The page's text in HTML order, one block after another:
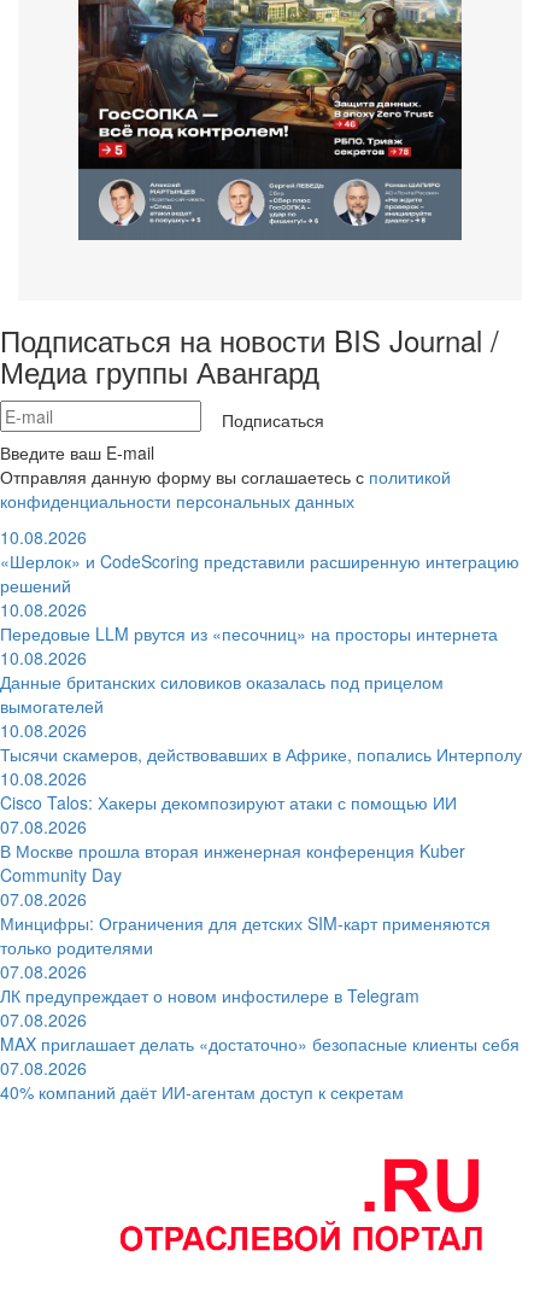
Подписаться на новости BIS Journal /
Медиа группы Авангард
Подписаться
Введите ваш E-mail
Отправляя данную форму вы соглашаетесь с политикой
конфиденциальности персональных данных
10.08.2026
«Шерлок» и CodeScoring представили расширенную интеграцию
решений
10.08.2026
Передовые LLM рвутся из «песочниц» на просторы интернета
10.08.2026
Данные британских силовиков оказалась под прицелом
вымогателей
10.08.2026
Тысячи скамеров, действовавших в Африке, попались Интерполу
10.08.2026
Cisco Talos: Хакеры декомпозируют атаки с помощью ИИ
07.08.2026
В Москве прошла вторая инженерная конференция Kuber
Community Day
07.08.2026
Минцифры: Ограничения для детских SIM-карт применяются
только родителями
07.08.2026
ЛК предупреждает о новом инфостилере в Telegram
07.08.2026
MAX приглашает делать «достаточно» безопасные клиенты себя
07.08.2026
40% компаний даёт ИИ‑агентам доступ к секретам